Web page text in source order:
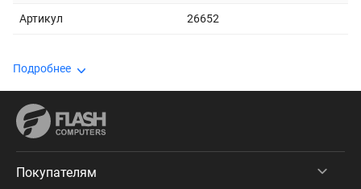
Артикул 26652
Подробнее
Покупателям